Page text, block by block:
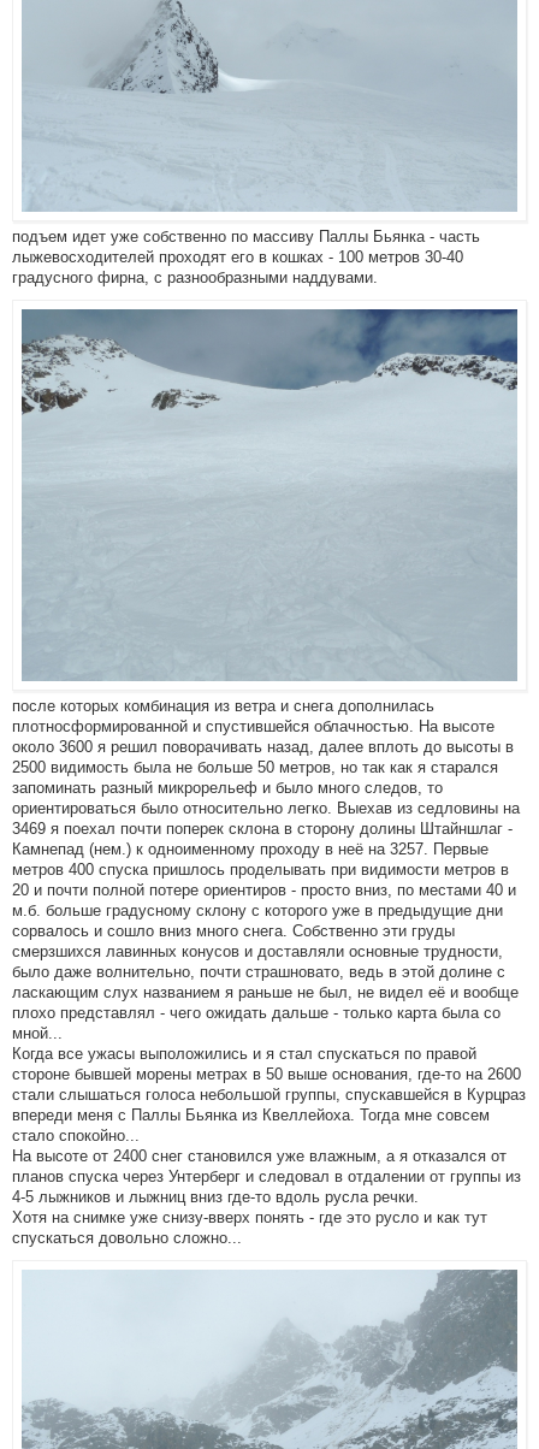
подъем идет уже собственно по массиву Паллы Бьянка - часть
лыжевосходителей проходят его в кошках - 100 метров 30-40
градусного фирна, с разнообразными наддувами.
после которых комбинация из ветра и снега дополнилась
плотносформированной и спустившейся облачностью. На высоте
около 3600 я решил поворачивать назад, далее вплоть до высоты в
2500 видимость была не больше 50 метров, но так как я старался
запоминать разный микрорельеф и было много следов, то
ориентироваться было относительно легко. Выехав из седловины на
3469 я поехал почти поперек склона в сторону долины Штайншлаг -
Камнепад (нем.) к одноименному проходу в неё на 3257. Первые
метров 400 спуска пришлось проделывать при видимости метров в
20 и почти полной потере ориентиров - просто вниз, по местами 40 и
м.б. больше градусному склону с которого уже в предыдущие дни
сорвалось и сошло вниз много снега. Собственно эти груды
смерзшихся лавинных конусов и доставляли основные трудности,
было даже волнительно, почти страшновато, ведь в этой долине с
ласкающим слух названием я раньше не был, не видел её и вообще
плохо представлял - чего ожидать дальше - только карта была со
мной...
Когда все ужасы выположились и я стал спускаться по правой
стороне бывшей морены метрах в 50 выше основания, где-то на 2600
стали слышаться голоса небольшой группы, спускавшейся в Курцраз
впереди меня с Паллы Бьянка из Квеллейоха. Тогда мне совсем
стало спокойно...
На высоте от 2400 снег становился уже влажным, а я отказался от
планов спуска через Унтерберг и следовал в отдалении от группы из
4-5 лыжников и лыжниц вниз где-то вдоль русла речки.
Хотя на снимке уже снизу-вверх понять - где это русло и как тут
спускаться довольно сложно...